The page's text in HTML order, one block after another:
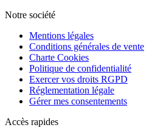
Notre société
Mentions légales
Conditions générales de vente
Charte Cookies
Politique de confidentialité
Exercer vos droits RGPD
Réglementation légale
Gérer mes consentements
Accès rapides